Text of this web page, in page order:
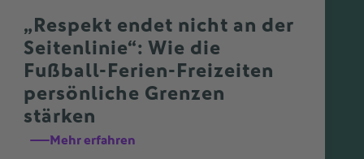
„Respekt endet nicht an der
Seitenlinie“: Wie die
Fußball-Ferien-Freizeiten
persönliche Grenzen
stärken
Mehr erfahren